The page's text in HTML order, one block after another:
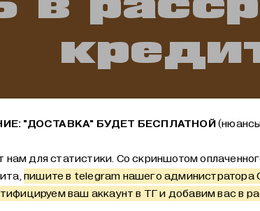
"ДОСТАВКА" БУДЕТ БЕСПЛАТНОЙ
для статистики. Со скриншотом
пишите в telegram нашего администратора
ваш аккаунт в ТГ и добавим вас в